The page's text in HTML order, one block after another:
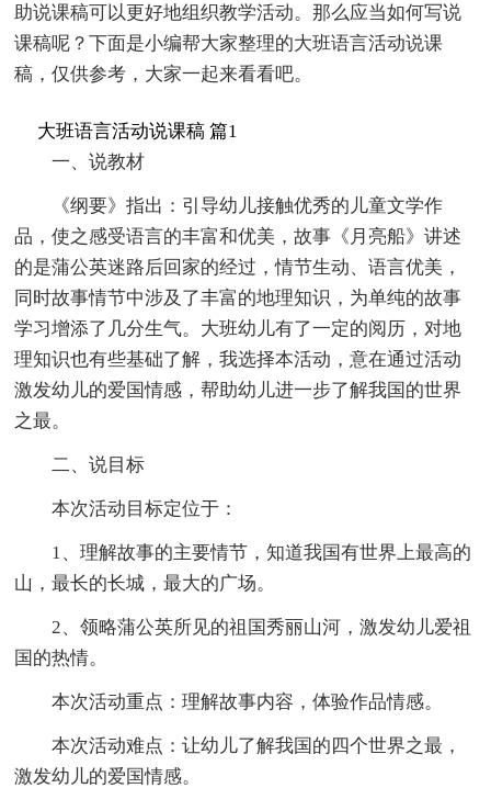
助说课稿可以更好地组织教学活动。那么应当如何写说
课稿呢？下面是小编帮大家整理的大班语言活动说课
稿，仅供参考，大家一起来看看吧。
大班语言活动说课稿 篇1
一、说教材
《纲要》指出：引导幼儿接触优秀的儿童文学作
品，使之感受语言的丰富和优美，故事《月亮船》讲述
的是蒲公英迷路后回家的经过，情节生动、语言优美，
同时故事情节中涉及了丰富的地理知识，为单纯的故事
学习增添了几分生气。大班幼儿有了一定的阅历，对地
理知识也有些基础了解，我选择本活动，意在通过活动
激发幼儿的爱国情感，帮助幼儿进一步了解我国的世界
之最。
二、说目标
本次活动目标定位于：
1、理解故事的主要情节，知道我国有世界上最高的
山，最长的长城，最大的广场。
2、领略蒲公英所见的祖国秀丽山河，激发幼儿爱祖
国的热情。
本次活动重点：理解故事内容，体验作品情感。
本次活动难点：让幼儿了解我国的四个世界之最，
激发幼儿的爱国情感。